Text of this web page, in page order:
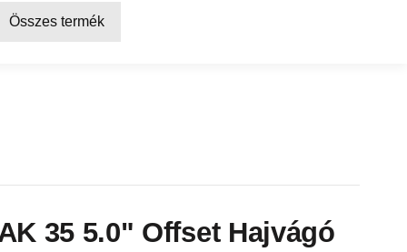
Összes termék
35 5.0" Offset Hajvágó